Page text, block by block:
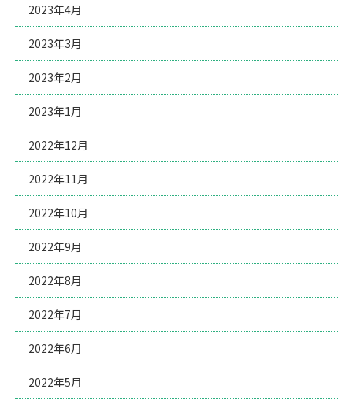
2023年4月
2023年3月
2023年2月
2023年1月
2022年12月
2022年11月
2022年10月
2022年9月
2022年8月
2022年7月
2022年6月
2022年5月